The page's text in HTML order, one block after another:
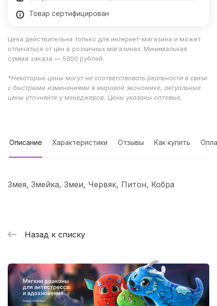
Товар сертифицирован
Цена действительна только для интернет-магазина и может
отличаться от цен в розничных магазинах. Минимальная
сумма заказа — 5000 рублей.
*Некоторые цены могут не соответствовать реальности в связи
с быстрыми изменениями в мировой экономике, актуальные
цены уточняйте у менеджеров. Цены указаны оптовые.
Описание Характеристики Отзывы Как купить
Змея, Змейка, Змеи, Червяк, Питон, Кобра
Назад к списку